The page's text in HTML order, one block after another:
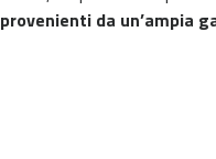
provenienti da un’ampia